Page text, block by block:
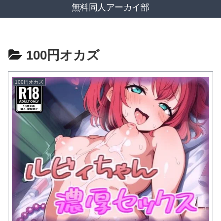
無料同人アーカイ部
100円オカズ
100円オカズ